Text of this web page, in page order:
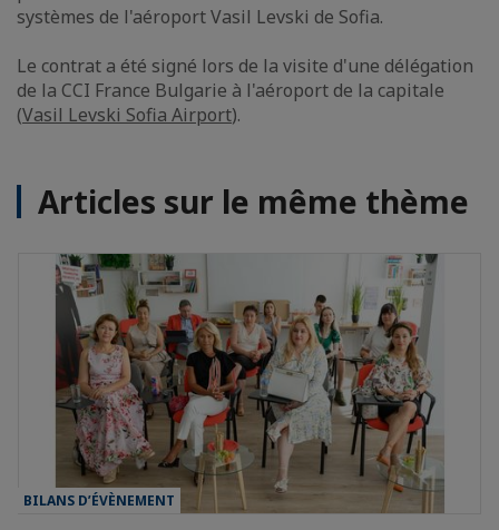
systèmes de l'aéroport Vasil Levski de Sofia.
Le contrat a été signé lors de la visite d'une délégation
de la CCI France Bulgarie à l'aéroport de la capitale
(Vasil Levski Sofia Airport).
Articles sur le même thème
BILANS D’ÉVÈNEMENT